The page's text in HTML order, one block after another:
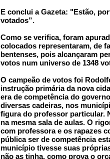
E conclui a Gazeta: "Estão,
votados”.
Como se verifica, foram
colocados representaram, de
bentenses, pois alcançaram
votos num universo de 1348
O campeão de votos foi
instrução primária da nova
era de competência do
diversas cadeiras, nos
figura do professor particular.
na mesma sala de aulas. O
com professora e os rapazes
pública ser de competência
município tivesse suas
não as tinha, como prova o